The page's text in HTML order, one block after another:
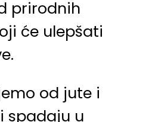
prirodnih
će ulepšati
od jute i
spadaju u